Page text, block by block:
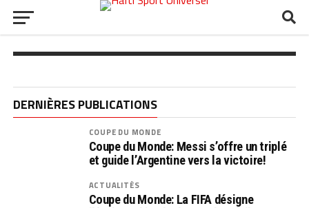
Almere City, toujours en course pour les
playoffs !
DERNIÈRES PUBLICATIONS
COUPE DU MONDE
Coupe du Monde: Messi s’offre un triplé
et guide l’Argentine vers la victoire!
ACTUALITÉS
Coupe du Monde: La FIFA désigne